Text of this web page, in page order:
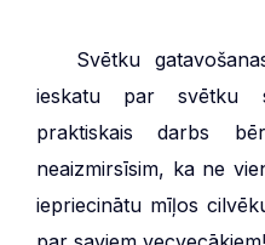
Svētku
ieskatu par svētku
praktiskais darbs
neaizmirsīsim, ka ne
iepriecinātu mīļos